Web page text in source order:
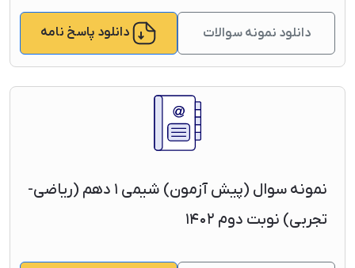
دانلود نمونه سوالات
نمونه سوال (پیش آزمون) شیمی ۱ دهم (ریاضی-
تجربی) نوبت دوم ۱۴۰۲